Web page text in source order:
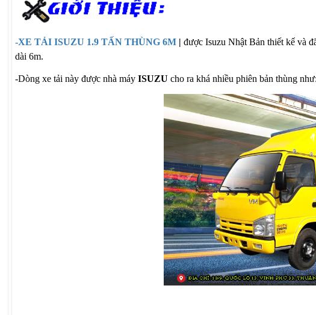
-XE TẢI ISUZU 1.9 TẤN THÙNG 6M |được Isuzu Nhật Bản thiết kế và
dài 6m.
-Dòng xe tải này được nhà máy ISUZU cho ra khá nhiều phiên bản thùng